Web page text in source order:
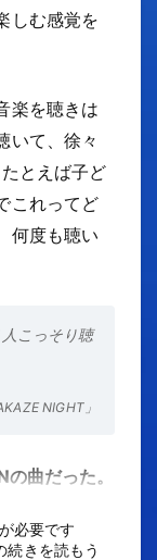
しむ感覚を
楽を聴きは
いて、徐々
とえば子ど
これってど
何度も聴い
こっそり聴
NIGHT」
曲だった。
必要です
続きを読もう